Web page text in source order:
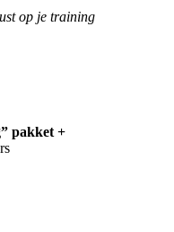
op je training
pakket +